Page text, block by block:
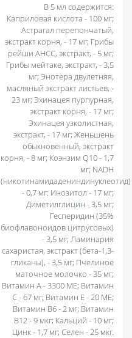
В 5 мл содержится:
Каприловая кислота - 100 мг;
Астрагал перепончатый,
экстракт корня, - 17 мг; Грибы
рейши АНСС, экстракт, - 5 мг;
Грибы мейтаке, экстракт, - 3,5
мг; Энотера двулетняя,
масляный экстракт листьев, -
23 мг; Эхинацея пурпурная,
экстракт корня, - 17 мг;
Эхинацея узколистная,
экстракт, - 17 мг; Женьшень
обыкновенный, экстракт
корня, - 8 мг; Коэнзим Q10 - 1,7
мг; NADH
(никотинамидадениндинуклеотид)
- 0,7 мг: Инозитол - 17 мг;
Диметилглицин - 3,5 мг;
Гесперидин (35%
биофлавоноидов цитрусовых)
- 3,5 мг; Ламинария
сахаристая, экстракт (бета-1,3-
гликаны), - 3,5 мг; Пчелиное
маточное молочко - 35 мг;
Витамин A - 3300 МЕ; Витамин
С - 67 мг; Витамин E - 20 МЕ;
Витамин B6 - 2 мг; Витамин
B12 - 9 мкг; Кальций - 10 мг;
Цинк - 1,7 мг; Селен - 25 мкг.